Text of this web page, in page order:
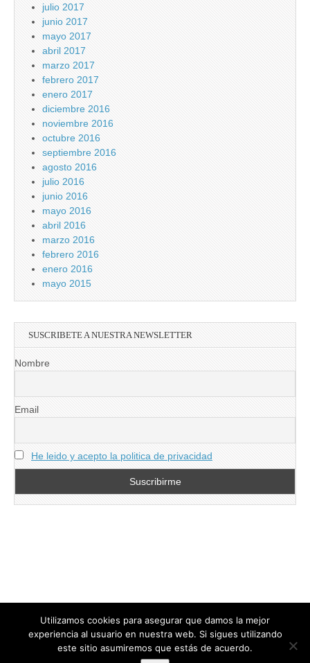
julio 2017
junio 2017
mayo 2017
abril 2017
marzo 2017
febrero 2017
enero 2017
diciembre 2016
noviembre 2016
octubre 2016
septiembre 2016
agosto 2016
julio 2016
junio 2016
mayo 2016
abril 2016
marzo 2016
febrero 2016
enero 2016
mayo 2015
SUSCRIBETE A NUESTRA NEWSLETTER
Nombre
Email
He leido y acepto la politica de privacidad
directoresdeseguridad.es
Utilizamos cookies para asegurar que damos la mejor
experiencia al usuario en nuestra web. Si sigues utilizando
este sitio asumiremos que estás de acuerdo.